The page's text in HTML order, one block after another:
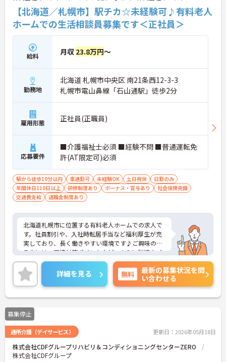
【北海道／札幌市】駅チカ☆未経験可♪有料老人
ホームでの生活相談員募集です＜正社員＞
給料 月収 23.8万円～
勤務地
北海道 札幌市中央区 南21条西12-3-3
札幌市電山鼻線「石山通駅」徒歩2分
雇用形態 正社員(正職員)
応募要件
■介護福祉士必須 ■経験不問 ■普通運転免
許(AT限定可)必須
駅から徒歩10分以内 車通勤可 未経験OK 土日祝休
日勤のみ
年間休日110日以上
研修制度あり ボーナス・賞与あり
社会保険完備
交通費支給
退職金制度あり
北海道札幌市に位置する有料老人ホームでの求人で
す。社員割引や、入社時転居手当など福利厚生が充
実しており、長く働きやすい環境です♪ご興味のあ
る方には、面接対策ポイントなど、さらに詳細をご
案内しますのでお気軽にご相談ください！
詳細を見る 無料
最新の募集状況を問
い合わせる
募集停止
通所介護（デイサービス） 更新日：2026年05月18日
株式会社CDFグループリハビリ＆コンディショニングセンターZERO
株式会社CDFグループ